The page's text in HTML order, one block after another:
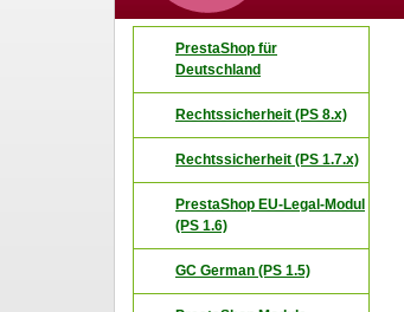
PrestaShop für
Deutschland
Rechtssicherheit (PS 8.x)
Rechtssicherheit (PS 1.7.x)
PrestaShop EU-Legal-Modul
(PS 1.6)
GC German (PS 1.5)